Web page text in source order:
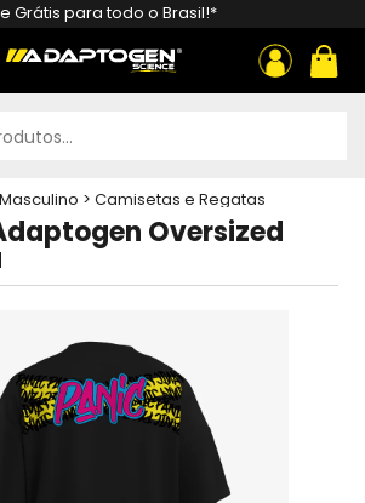
Grátis para todo o Brasil!*
ou
Masculino >Camisetas e Regatas
Adaptogen Oversized Panic Preta
Oversized